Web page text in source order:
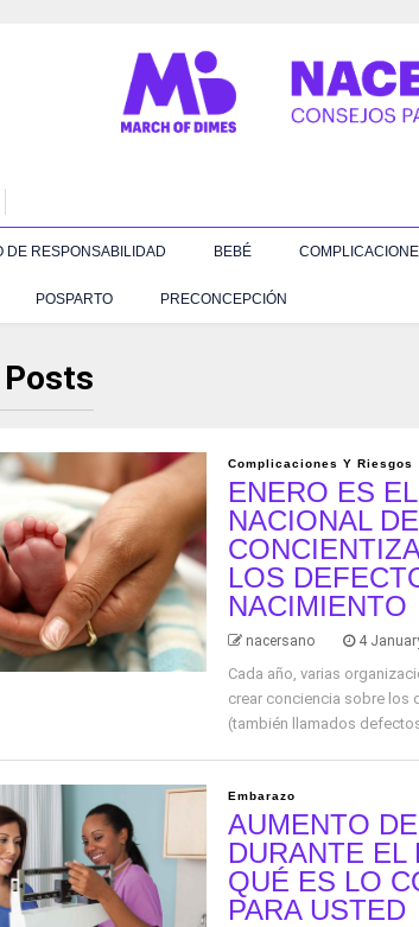
DE RESPONSABILIDAD BEBÉ
POSPARTO PRECONCEPCIÓN
Complicaciones Y Riesgos
ENERO ES
NACIONAL DE
LOS
NACIMIENTO
nacersano 4
Cada año, varias
crear conciencia sobre los
(también llamados
Embarazo
AUMENTO
DURANTE EL
QUÉ ES LO
PARA USTED